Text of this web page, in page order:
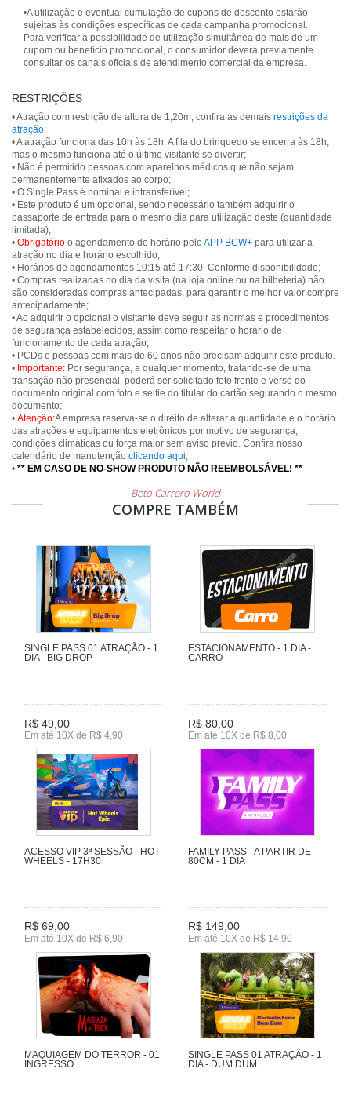
•A utilização e eventual cumulação de cupons de desconto estarão
sujeitas às condições específicas de cada campanha promocional.
Para verificar a possibilidade de utilização simultânea de mais de um
cupom ou benefício promocional, o consumidor deverá previamente
consultar os canais oficiais de atendimento comercial da empresa.
RESTRIÇÕES
• Atração com restrição de altura de 1,20m, confira as demais restrições da
atração;
• A atração funciona das 10h às 18h. A fila do brinquedo se encerra às 18h,
mas o mesmo funciona até o último visitante se divertir;
• Não é permitido pessoas com aparelhos médicos que não sejam
permanentemente afixados ao corpo;
• O Single Pass é nominal e intransferível;
• Este produto é um opcional, sendo necessário também adquirir o
passaporte de entrada para o mesmo dia para utilização deste (quantidade
limitada);
• Obrigatório o agendamento do horário pelo APP BCW+ para utilizar a
atração no dia e horário escolhido;
• Horários de agendamentos 10:15 até 17:30. Conforme disponibilidade;
• Compras realizadas no dia da visita (na loja online ou na bilheteria) não
são consideradas compras antecipadas, para garantir o melhor valor compre
antecipadamente;
• Ao adquirir o opcional o visitante deve seguir as normas e procedimentos
de segurança estabelecidos, assim como respeitar o horário de
funcionamento de cada atração;
• PCDs e pessoas com mais de 60 anos não precisam adquirir este produto.
• Importante: Por segurança, a qualquer momento, tratando-se de uma
transação não presencial, poderá ser solicitado foto frente e verso do
documento original com foto e selfie do titular do cartão segurando o mesmo
documento;
• Atenção:A empresa reserva-se o direito de alterar a quantidade e o horário
das atrações e equipamentos eletrônicos por motivo de segurança,
condições climáticas ou força maior sem aviso prévio. Confira nosso
calendário de manutenção clicando aqui;
• ** EM CASO DE NO-SHOW PRODUTO NÃO REEMBOLSÁVEL! **
Beto Carrero World
COMPRE TAMBÉM
SINGLE PASS 01 ATRAÇÃO - 1
DIA - BIG DROP
R$ 49,00
Em até 10X de R$ 4,90
ESTACIONAMENTO - 1 DIA -
CARRO
R$ 80,00
Em até 10X de R$ 8,00
ACESSO VIP 3ª SESSÃO - HOT
WHEELS - 17H30
R$ 69,00
Em até 10X de R$ 6,90
FAMILY PASS - A PARTIR DE
80CM - 1 DIA
R$ 149,00
Em até 10X de R$ 14,90
MAQUIAGEM DO TERROR - 01
INGRESSO
SINGLE PASS 01 ATRAÇÃO - 1
DIA - DUM DUM